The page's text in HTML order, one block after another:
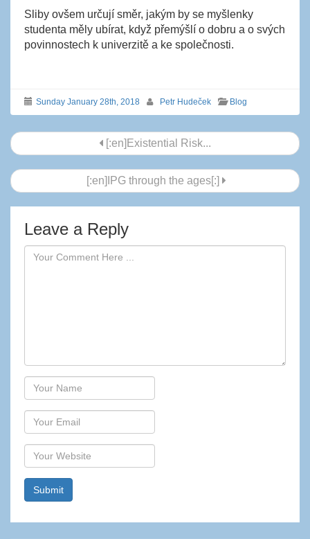
Sliby ovšem určují směr, jakým by se myšlenky
studenta měly ubírat, když přemýšlí o dobru a o svých
povinnostech k univerzitě a ke společnosti.
Sunday January 28th, 2018 Petr Hudeček Blog
Post
navigation
[:en]Existential Risk...
[:en]IPG through the ages[:]
Leave a Reply
Author
Email
Website